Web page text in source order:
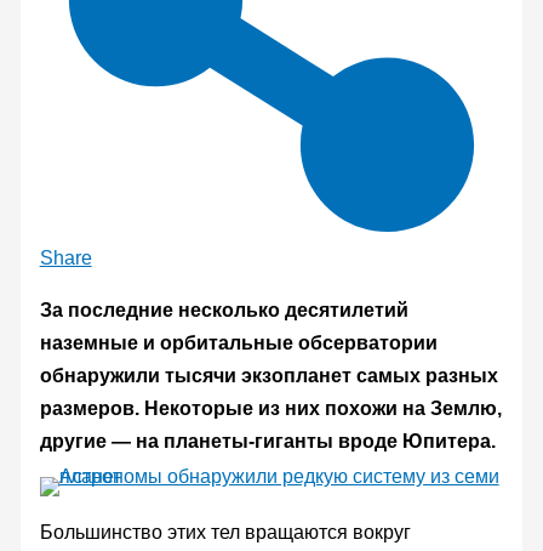
Share
За последние несколько десятилетий
наземные и орбитальные обсерватории
обнаружили тысячи экзопланет самых разных
размеров. Некоторые из них похожи на Землю,
другие — на планеты-гиганты вроде Юпитера.
Большинство этих тел вращаются вокруг